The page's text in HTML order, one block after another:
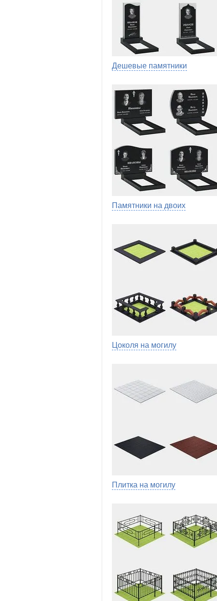
Дешевые памятники
Памятники на двоих
Цоколя на могилу
Плитка на могилу